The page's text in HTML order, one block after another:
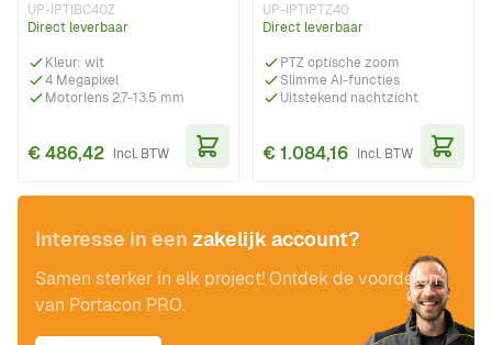
UP-IPTIBC40Z
Direct leverbaar
Kleur: wit
4 Megapixel
Motorlens 2.7-13.5 mm
€ 486,42
UP-IPTIPTZ40
Direct leverbaar
PTZ optische zoom
Slimme AI-functies
Uitstekend nachtzicht
€ 1.084,16
Interesse in een zakelijk account?
Samen sterker in elk project! Ontdek de voordelen
van Portacon PRO.